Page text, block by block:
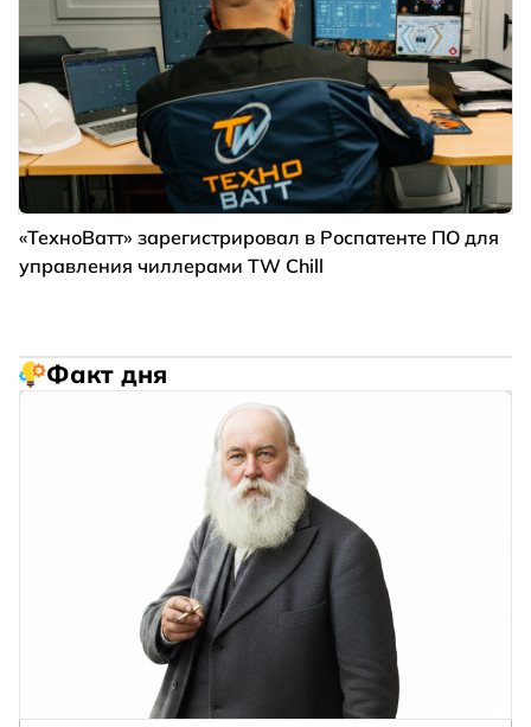
«ТехноВатт» зарегистрировал в Роспатенте ПО для
управления чиллерами TW Chill
Факт дня